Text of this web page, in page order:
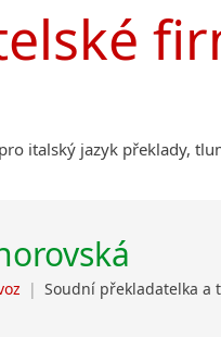
italský jazyk překlady,
| Soudní překladatelka a